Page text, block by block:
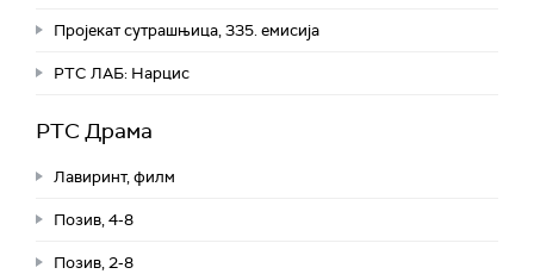
Пројекат сутрашњица, 335. емисија
РТС ЛАБ: Нарцис
РТС Драма
Лавиринт, филм
Позив, 4-8
Позив, 2-8